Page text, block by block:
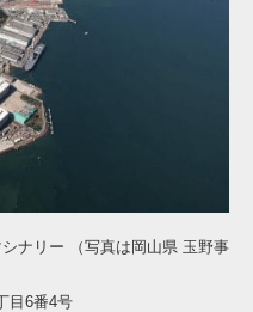
ナリー （写真は岡山県 玉野事
目6番4号